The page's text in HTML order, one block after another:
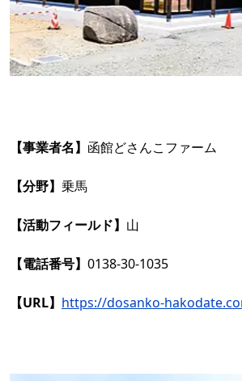
【事業者名】 函館どさんこファーム
【分野】 乗馬
【活動フィールド】 山
【電話番号】 0138-30-1035
【URL】 https://dosanko-